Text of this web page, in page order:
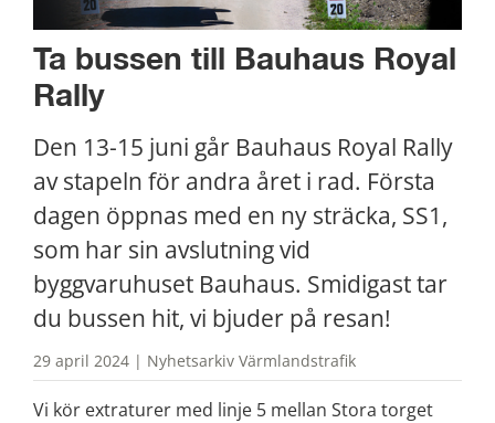
Ta bussen till Bauhaus Royal
Rally
Den 13-15 juni går Bauhaus Royal Rally
av stapeln för andra året i rad. Första
dagen öppnas med en ny sträcka, SS1,
som har sin avslutning vid
byggvaruhuset Bauhaus. Smidigast tar
du bussen hit, vi bjuder på resan!
29 april 2024 | Nyhetsarkiv Värmlandstrafik
Vi kör extraturer med linje 5 mellan Stora torget